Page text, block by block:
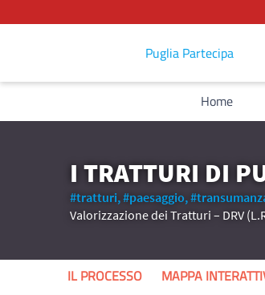
Puglia Partecipa
Home
I TRATTURI DI
#tratturi,#paesaggio,
Valorizzazione dei Tratturi – DRV
IL PROCESSO MAPPA